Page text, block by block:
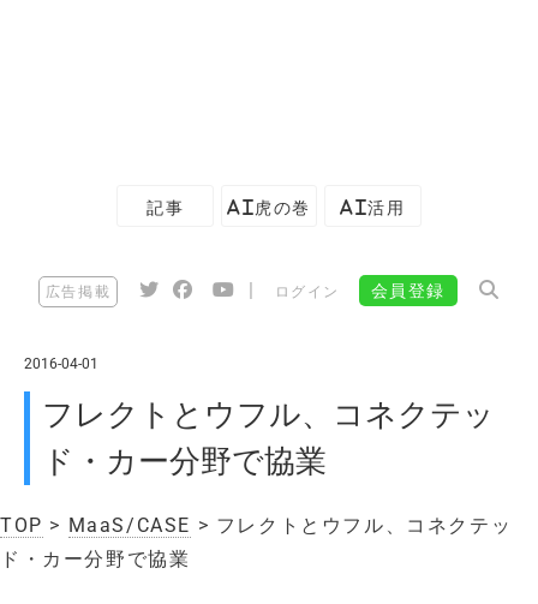
記事 AI虎の巻 AI活用
広告掲載 ログイン 会員登録
2016-04-01
フレクトとウフル、コネクテッ
ド・カー分野で協業
TOP > MaaS/CASE > フレクトとウフル、コネクテッ
ド・カー分野で協業